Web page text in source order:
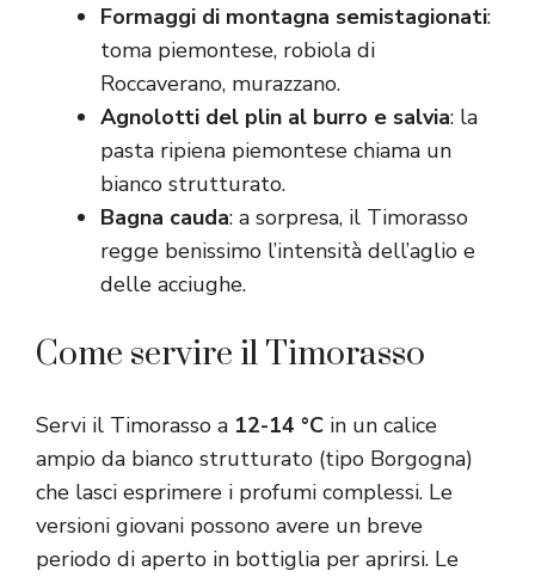
Formaggi di montagna semistagionati:
toma piemontese, robiola di
Roccaverano, murazzano.
Agnolotti del plin al burro e salvia: la
pasta ripiena piemontese chiama un
bianco strutturato.
Bagna cauda: a sorpresa, il Timorasso
regge benissimo l’intensità dell’aglio e
delle acciughe.
Come servire il Timorasso
Servi il Timorasso a 12-14 °C in un calice
ampio da bianco strutturato (tipo Borgogna)
che lasci esprimere i profumi complessi. Le
versioni giovani possono avere un breve
periodo di aperto in bottiglia per aprirsi. Le